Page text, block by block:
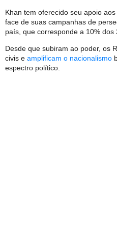
Khan tem oferecido seu apoio
face de suas campanhas de
país, que corresponde a 10% dos
Desde que subiram ao poder, os
civis e amplificam o nacionalismo
espectro político.